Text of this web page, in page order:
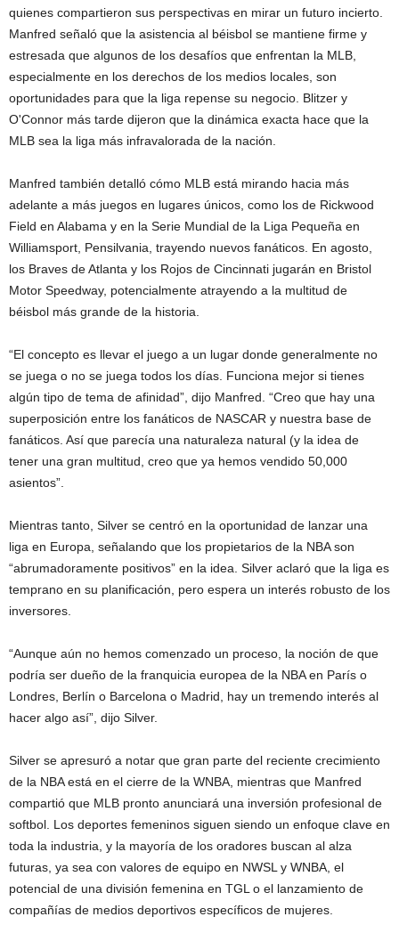
quienes compartieron sus perspectivas en mirar un futuro incierto.
Manfred señaló que la asistencia al béisbol se mantiene firme y
estresada que algunos de los desafíos que enfrentan la MLB,
especialmente en los derechos de los medios locales, son
oportunidades para que la liga repense su negocio. Blitzer y
O'Connor más tarde dijeron que la dinámica exacta hace que la
MLB sea la liga más infravalorada de la nación.
Manfred también detalló cómo MLB está mirando hacia más
adelante a más juegos en lugares únicos, como los de Rickwood
Field en Alabama y en la Serie Mundial de la Liga Pequeña en
Williamsport, Pensilvania, trayendo nuevos fanáticos. En agosto,
los Braves de Atlanta y los Rojos de Cincinnati jugarán en Bristol
Motor Speedway, potencialmente atrayendo a la multitud de
béisbol más grande de la historia.
“El concepto es llevar el juego a un lugar donde generalmente no
se juega o no se juega todos los días. Funciona mejor si tienes
algún tipo de tema de afinidad”, dijo Manfred. “Creo que hay una
superposición entre los fanáticos de NASCAR y nuestra base de
fanáticos. Así que parecía una naturaleza natural (y la idea de
tener una gran multitud, creo que ya hemos vendido 50,000
asientos”.
Mientras tanto, Silver se centró en la oportunidad de lanzar una
liga en Europa, señalando que los propietarios de la NBA son
“abrumadoramente positivos” en la idea. Silver aclaró que la liga es
temprano en su planificación, pero espera un interés robusto de los
inversores.
“Aunque aún no hemos comenzado un proceso, la noción de que
podría ser dueño de la franquicia europea de la NBA en París o
Londres, Berlín o Barcelona o Madrid, hay un tremendo interés al
hacer algo así”, dijo Silver.
Silver se apresuró a notar que gran parte del reciente crecimiento
de la NBA está en el cierre de la WNBA, mientras que Manfred
compartió que MLB pronto anunciará una inversión profesional de
softbol. Los deportes femeninos siguen siendo un enfoque clave en
toda la industria, y la mayoría de los oradores buscan al alza
futuras, ya sea con valores de equipo en NWSL y WNBA, el
potencial de una división femenina en TGL o el lanzamiento de
compañías de medios deportivos específicos de mujeres.